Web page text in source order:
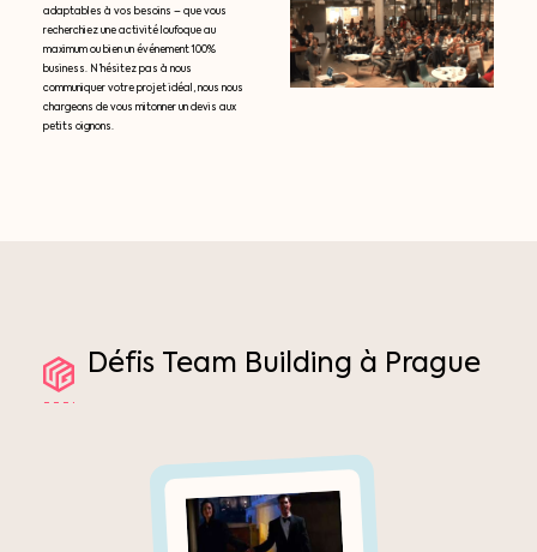
adaptables à vos besoins – que vous
recherchiez une activité loufoque au
maximum ou bien un événement 100%
business. N’hésitez pas à nous
communiquer votre projet idéal, nous nous
chargeons de vous mitonner un devis aux
petits oignons.
Défis Team Building à Prague